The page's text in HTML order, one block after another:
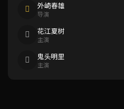
外崎春雄
导演
花江夏树
主演
鬼头明里
主演